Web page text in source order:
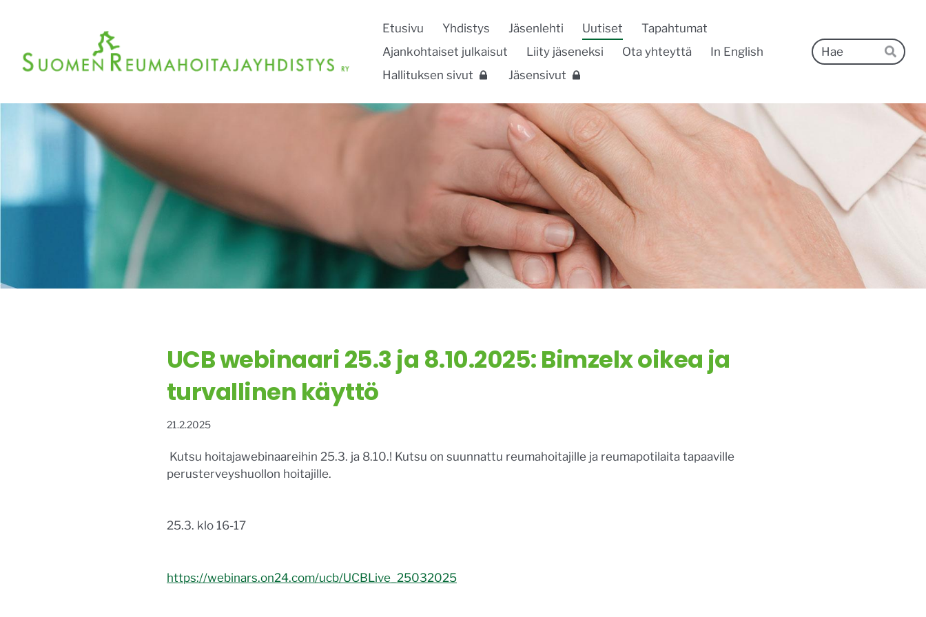
sisältöön
Sivuston etusivulle
Etusivu Yhdistys Jäsenlehti Uutiset
Tapahtumat
Ajankohtaiset julkaisut
Liity jäseneksi Ota yhteyttä
In English
Hallituksen sivut
Jäsensivut
Hae
UCB webinaari 25.3 ja 8.10.2025: Bimzelx oikea ja
turvallinen käyttö
21.2.2025
Kutsu hoitajawebinaareihin 25.3. ja 8.10.! Kutsu on suunnattu reumahoitajille ja reumapotilaita tapaaville
perusterveyshuollon hoitajille.
25.3. klo 16-17
https://webinars.on24.com/ucb/UCBLive_25032025